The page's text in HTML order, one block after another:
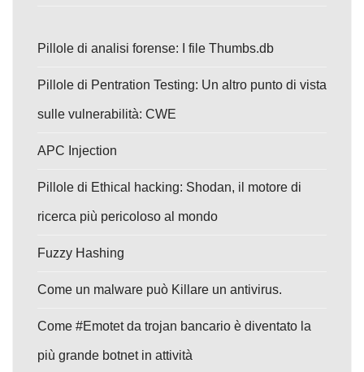
Pillole di analisi forense: I file Thumbs.db
Pillole di Pentration Testing: Un altro punto di vista
sulle vulnerabilità: CWE
APC Injection
Pillole di Ethical hacking: Shodan, il motore di
ricerca più pericoloso al mondo
Fuzzy Hashing
Come un malware può Killare un antivirus.
Come #Emotet da trojan bancario è diventato la
più grande botnet in attività